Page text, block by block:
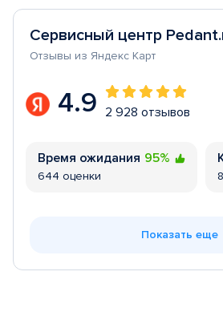
Сервисный центр
Отзывы из Яндекс Карт
4.9 2 928 отзывов
Время ожидания 95%
644 оценки
Показать еще